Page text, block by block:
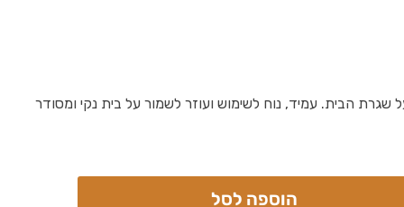
על שגרת הבית. עמיד, נוח לשימוש ועוזר לשמור על בית נקי ומסודר
הוספה לסל